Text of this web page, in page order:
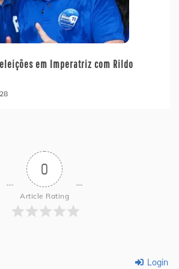
em Imperatriz com Rildo
0
Article Rating
Login